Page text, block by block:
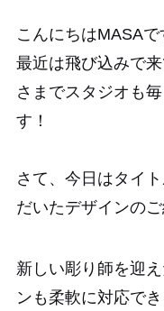
こんにちはMASAで
最近は飛び込みで
さまでスタジオも
す！
さて、今日はタイ
だいたデザインのご
新しい彫り師を迎
ンも柔軟に対応で